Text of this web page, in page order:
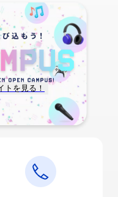
トを見る！